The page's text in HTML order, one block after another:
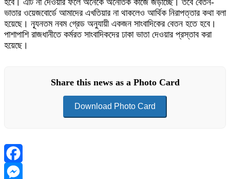
হবে। এটি না দেওয়ার ফলে অনেকে অনৈতিক কাজে জড়াচ্ছে। তবে বেতন-
ভাতার ওয়েজবোর্ডে আমাদের এখতিয়ার না থাকলেও আর্থিক নিরাপত্তার কথা বলা
হয়েছে। ন্যূনতম নবম গ্রেড অনুযায়ী একজন সাংবাদিকের বেতন হতে হবে।
পাশাপাশি রাজধানীতে কর্মরত সাংবাদিকদের ঢাকা ভাতা দেওয়ার প্রস্তাব করা
হয়েছে।
Share this news as a Photo Card
Download Photo Card
Facebook